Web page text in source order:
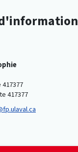
417377